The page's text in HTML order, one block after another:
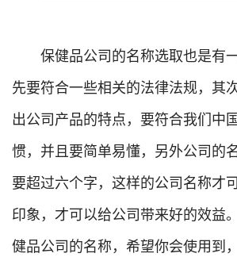
保健品公司的名称选取也是有
先要符合一些相关的法律法规，其
出公司产品的特点，要符合我们中
惯，并且要简单易懂，另外公司的
要超过六个字，这样的公司名称才
印象，才可以给公司带来好的效益
健品公司的名称，希望你会使用到